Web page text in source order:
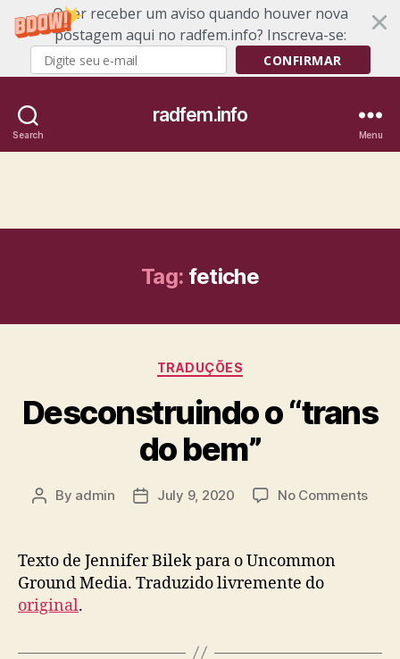
Quer receber um aviso quando houver nova
postagem aqui no radfem.info? Inscreva-se:
CONFIRMAR
Search
radfem.info
Menu
Tag: fetiche
Categories
TRADUÇÕES
Desconstruindo o “trans
do bem”
Post
By admin
PostJuly 9, 2020 No Commentson
Texto de Jennifer Bilek para o Uncommon
Ground Media. Traduzido livremente do
original.